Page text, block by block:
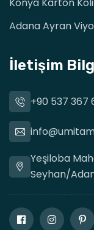
Konya Karton Koli
Adana Ayran
İletişim
+90 537 367
Yeşiloba
Seyhan/